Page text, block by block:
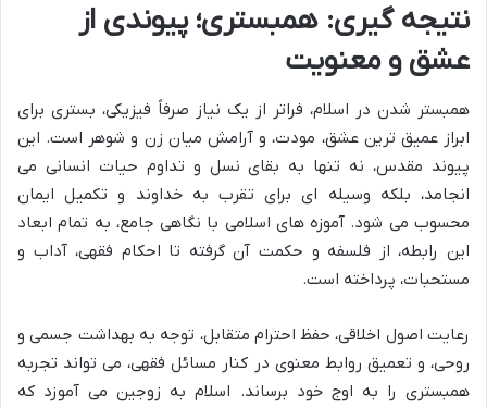
نتیجه گیری: همبستری؛ پیوندی از
عشق و معنویت
همبستر شدن در اسلام، فراتر از یک نیاز صرفاً فیزیکی، بستری برای
ابراز عمیق ترین عشق، مودت، و آرامش میان زن و شوهر است. این
پیوند مقدس، نه تنها به بقای نسل و تداوم حیات انسانی می
انجامد، بلکه وسیله ای برای تقرب به خداوند و تکمیل ایمان
محسوب می شود. آموزه های اسلامی با نگاهی جامع، به تمام ابعاد
این رابطه، از فلسفه و حکمت آن گرفته تا احکام فقهی، آداب و
مستحبات، پرداخته است.
رعایت اصول اخلاقی، حفظ احترام متقابل، توجه به بهداشت جسمی و
روحی، و تعمیق روابط معنوی در کنار مسائل فقهی، می تواند تجربه
همبستری را به اوج خود برساند. اسلام به زوجین می آموزد که